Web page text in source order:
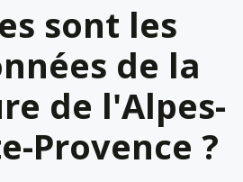
sont les
de la
de l'Alpes-
Provence ?